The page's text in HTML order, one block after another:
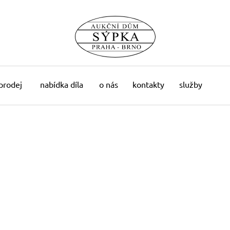
nabídka díla o nás kontakty služby